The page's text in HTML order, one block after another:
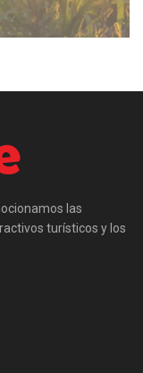
las
turísticos y los